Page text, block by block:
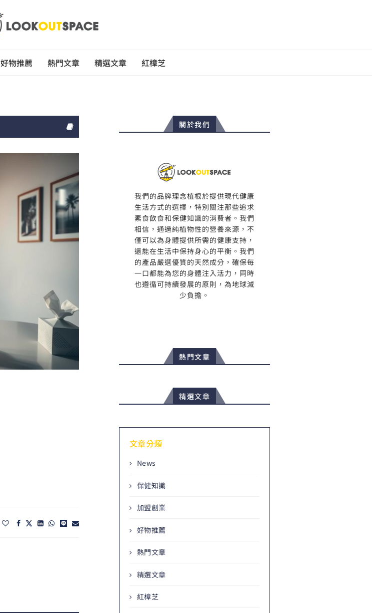
好物推薦 熱門文章 精選文章 紅樟芝
關於我們
我們的品牌理念植根於提供現代健康
生活方式的選擇，特別關注那些追求
素食飲食和保健知識的消費者。我們
相信，通過純植物性的營養來源，不
僅可以為身體提供所需的健康支持，
還能在生活中保持身心的平衡。我們
的產品嚴選優質的天然成分，確保每
一口都能為您的身體注入活力，同時
也遵循可持續發展的原則，為地球減
少負擔。
熱門文章
精選文章
文章分類
News
保健知識
加盟創業
好物推薦
熱門文章
精選文章
紅樟芝